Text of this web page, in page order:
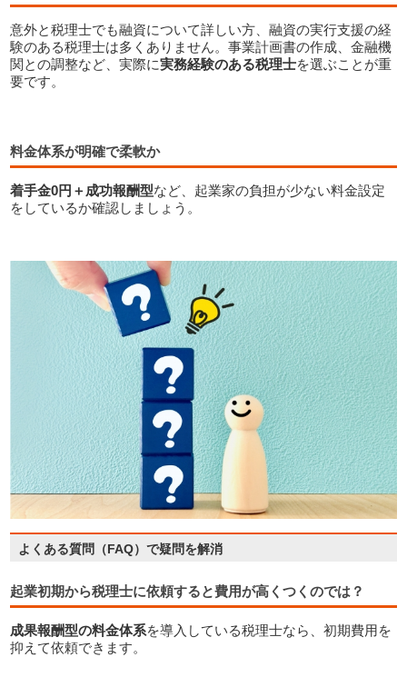
スタートアップ支援を得意とする税理士の選び方
意外と税理士でも融資について詳しい方、融資の実行支援の経
験のある税理士は多くありません。事業計画書の作成、金融機
関との調整など、実際に実務経験のある税理士を選ぶことが重
要です。
料金体系が明確で柔軟か
着手金0円＋成功報酬型など、起業家の負担が少ない料金設定
をしているか確認しましょう。
起業初期から税理士に依頼すると費用が高くつくのでは？
成果報酬型の料金体系を導入している税理士なら、初期費用を
抑えて依頼できます。